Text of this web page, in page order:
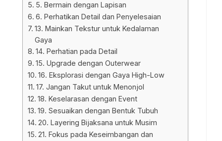
5. Bermain dengan Lapisan
6. Perhatikan Detail dan Penyelesaian
13. Mainkan Tekstur untuk Kedalaman
Gaya
14. Perhatian pada Detail
15. Upgrade dengan Outerwear
16. Eksplorasi dengan Gaya High-Low
17. Jangan Takut untuk Menonjol
18. Keselarasan dengan Event
19. Sesuaikan dengan Bentuk Tubuh
20. Layering Bijaksana untuk Musim
21. Fokus pada Keseimbangan dan